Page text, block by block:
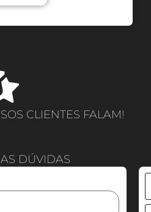
CLIENTES FALAM!
DÚVIDAS